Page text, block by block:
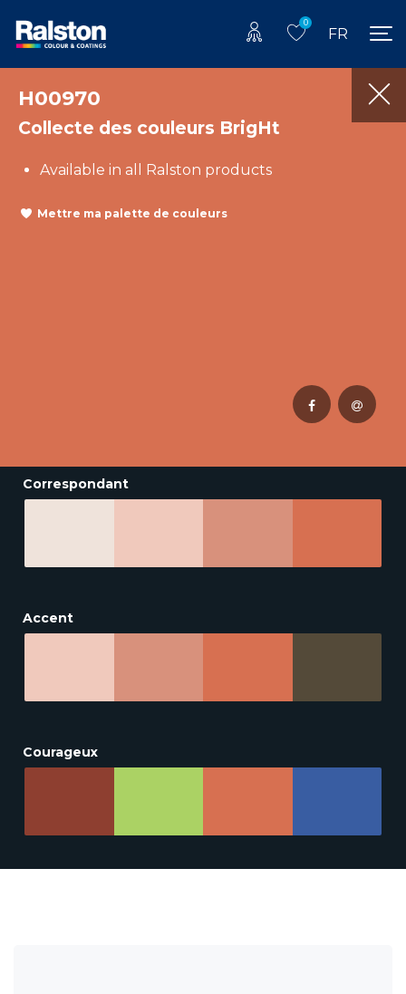
0
FR
H00970
Collecte des couleurs BrigHt
Available in all Ralston products
Mettre ma palette de couleurs
Correspondant
Accent
Courageux